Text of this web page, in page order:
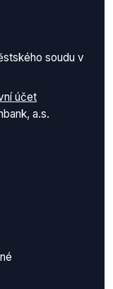
soudu v
účet
a.s.